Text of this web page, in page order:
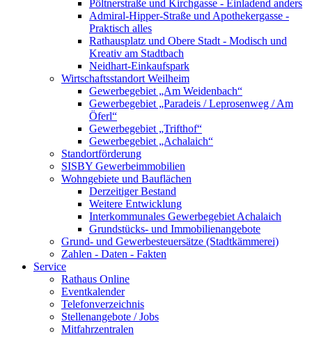
Pöltnerstraße und Kirchgasse - Einladend anders
Admiral-Hipper-Straße und Apothekergasse -
Praktisch alles
Rathausplatz und Obere Stadt - Modisch und
Kreativ am Stadtbach
Neidhart-Einkaufspark
Wirtschaftsstandort Weilheim
Gewerbegebiet „Am Weidenbach“
Gewerbegebiet „Paradeis / Leprosenweg / Am
Öferl“
Gewerbegebiet „Trifthof“
Gewerbegebiet „Achalaich“
Standortförderung
SISBY Gewerbeimmobilien
Wohngebiete und Bauflächen
Derzeitiger Bestand
Weitere Entwicklung
Interkommunales Gewerbegebiet Achalaich
Grundstücks- und Immobilienangebote
Grund- und Gewerbesteuersätze (Stadtkämmerei)
Zahlen - Daten - Fakten
Service
Rathaus Online
Eventkalender
Telefonverzeichnis
Stellenangebote / Jobs
Mitfahrzentralen